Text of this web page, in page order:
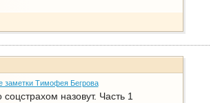
заметки Тимофея Бегрова
назовут. Часть 1